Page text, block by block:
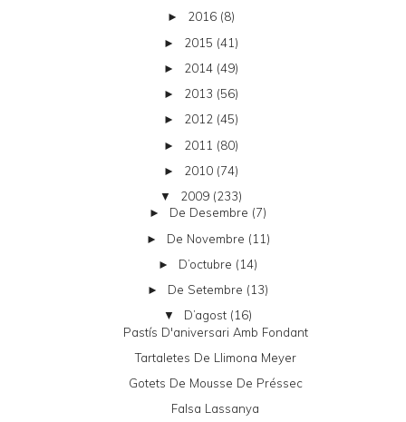
► 2016 (8)
► 2015 (41)
► 2014 (49)
► 2013 (56)
► 2012 (45)
► 2011 (80)
► 2010 (74)
▼ 2009 (233)
► De Desembre (7)
► De Novembre (11)
► D’octubre (14)
► De Setembre (13)
▼ D’agost (16)
Pastís D'aniversari Amb Fondant
Tartaletes De Llimona Meyer
Gotets De Mousse De Préssec
Falsa Lassanya